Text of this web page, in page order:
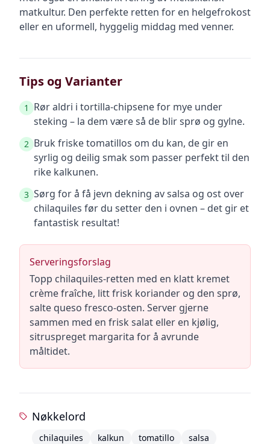
matkultur. Den perfekte retten for en helgefrokost
eller en uformell, hyggelig middag med venner.
Tips og Varianter
1
Rør aldri i tortilla-chipsene for mye under
steking – la dem være så de blir sprø og gylne.
2 Bruk friske tomatillos om du kan, de gir en
syrlig og deilig smak som passer perfekt til den
rike kalkunen.
3 Sørg for å få jevn dekning av salsa og ost over
chilaquiles før du setter den i ovnen – det gir et
fantastisk resultat!
Serveringsforslag
Topp chilaquiles-retten med en klatt kremet
crème fraîche, litt frisk koriander og den sprø,
salte queso fresco-osten. Server gjerne
sammen med en frisk salat eller en kjølig,
sitruspreget margarita for å avrunde
måltidet.
Nøkkelord
chilaquiles kalkun tomatillo
salsa